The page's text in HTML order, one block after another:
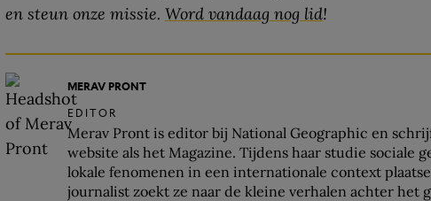
en steun onze missie. Word vandaag nog lid!
MERAV PRONT
EDITOR
Merav Pront is editor bij National Geographic en
website als het Magazine. Tijdens haar studie sociale
lokale fenomenen in een internationale context
journalist zoekt ze naar de kleine verhalen achter het